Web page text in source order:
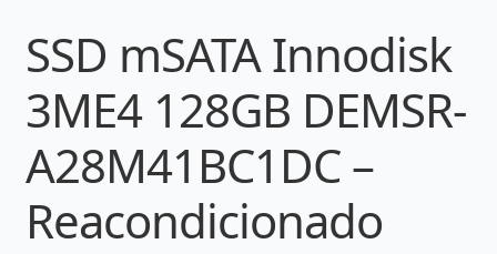
SSD mSATA Innodisk
3ME4 128GB DEMSR-
A28M41BC1DC –
Reacondicionado